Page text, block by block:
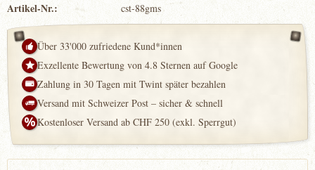
Artikel-Nr.: cst-88gms
Über 33'000 zufriedene Kund*innen
Exzellente Bewertung von 4.8 Sternen auf Google
Zahlung in 30 Tagen mit Twint später bezahlen
Versand mit Schweizer Post – sicher & schnell
Kostenloser Versand ab CHF 250 (exkl. Sperrgut)